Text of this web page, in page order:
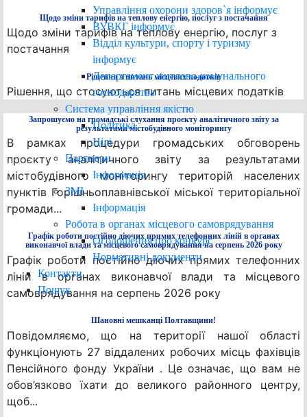
Управління охорони здоров`я інформує
ВУВКГ інформує
Відділ культури, спорту і туризму
інформує
Департамент житлово-комунального
господарства
Система управління якістю
Політика
Цілі
Партнери
Інформація
ЗМІ
Інформація
Робота в органах місцевого самоврядування
Оголошення про конкурс
Нормативні документи
Контакти
Пошук
Щодо зміни тарифів на теплову енергію, послуг з постачання
Щодо зміни тарифів на теплову енергію, послуг з
постачання
Рішення з питань місцевих податків
Рішення, що стосуються питань місцевих податків
Запрошуємо на громадські слухання проєкту аналітичного звіту за
результатами містобудівного моніторингу
В рамках процедури громадських обговорень
проєкту аналітичного звіту за результатами
містобудівного моніторингу територій населених
пунктів Горішньоплавнівської міської територіальної
громади...
Графік роботи постійно діючих прямих телефонних ліній в органах
виконавчої влади та місцевого самоврядування на серпень 2026 року
Графік роботи постійно діючих прямих телефонних
ліній в органах виконавчої влади та місцевого
самоврядування на серпень 2026 року
Шановні мешканці Полтавщини!
Повідомляємо, що на території нашої області
функціонують 27 віддалених робочих місць фахівців
Пенсійного фонду України . Це означає, що вам не
обов’язково їхати до великого районного центру,
щоб...